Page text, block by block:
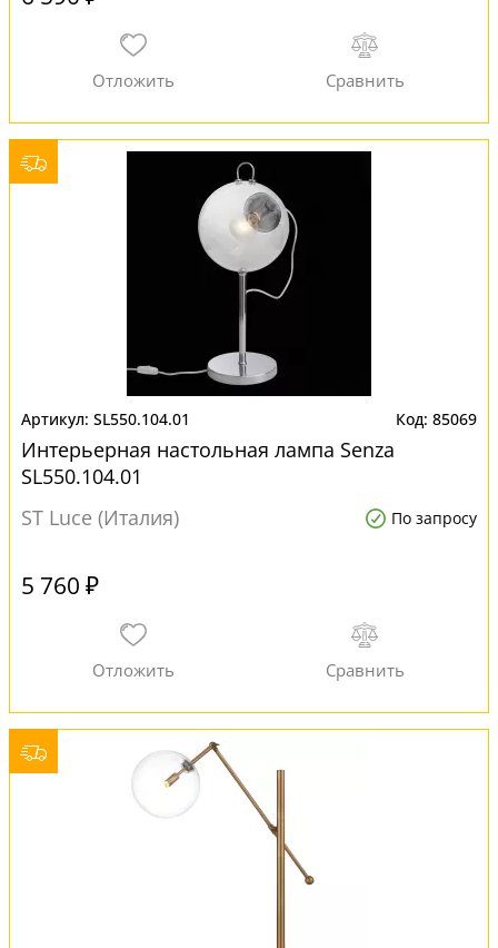
SL550.104.01 85069
Интерьерная настольная лампа Senza
SL550.104.01
ST Luce (Италия)
По запросу
5 760 ₽